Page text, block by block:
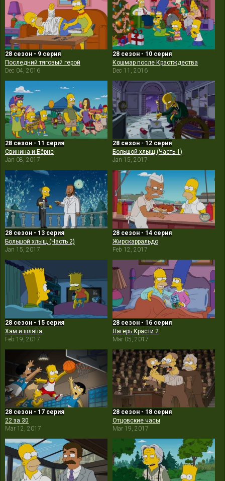
28 сезон - 9 серия
Последний тяговый герой
Dec 04, 2016
28 сезон - 10 серия
Кошмар после Крастждества
Dec 11, 2016
28 сезон - 11 серия
Свинина и Бёрнс
Jan 08, 2017
28 сезон - 12 серия
Большой хлыщ (Часть 1)
Jan 15, 2017
28 сезон - 13 серия
Большой хлыщ (Часть 2)
Jan 15, 2017
28 сезон - 14 серия
Жирскарральдо
Feb 12, 2017
28 сезон - 15 серия
Хам и шляпа
Feb 19, 2017
28 сезон - 16 серия
Лагерь Красти 2
Mar 05, 2017
28 сезон - 17 серия
22 за 30
Mar 12, 2017
28 сезон - 18 серия
Отцовские часы
Mar 19, 2017